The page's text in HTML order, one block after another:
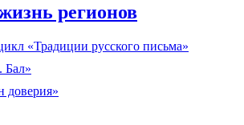
регионов
«Традиции русского письма»
Бал»
доверия»